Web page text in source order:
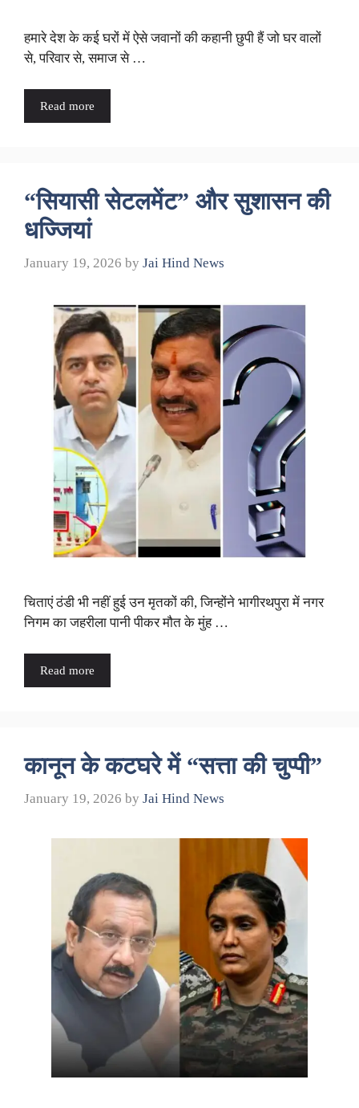
हमारे देश के कई घरों में ऐसे जवानों की कहानी छुपी हैं जो घर वालों
से, परिवार से, समाज से …
Read more
“सियासी सेटलमेंट” और सुशासन की
धज्जियां
January 19, 2026 by Jai Hind News
चिताएं ठंडी भी नहीं हुई उन मृतकों की, जिन्होंने भागीरथपुरा में नगर
निगम का जहरीला पानी पीकर मौत के मुंह …
Read more
कानून के कटघरे में “सत्ता की चुप्पी”
January 19, 2026 by Jai Hind News